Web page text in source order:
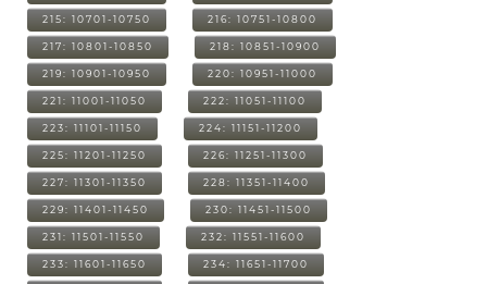
215: 10701-10750 216: 10751-10800
217: 10801-10850 218: 10851-10900
219: 10901-10950 220: 10951-11000
221: 11001-11050 222: 11051-11100
223: 11101-11150 224: 11151-11200
225: 11201-11250 226: 11251-11300
227: 11301-11350 228: 11351-11400
229: 11401-11450 230: 11451-11500
231: 11501-11550 232: 11551-11600
233: 11601-11650 234: 11651-11700